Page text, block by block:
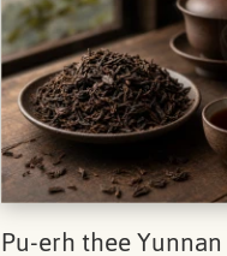
Pu-erh thee Yunnan